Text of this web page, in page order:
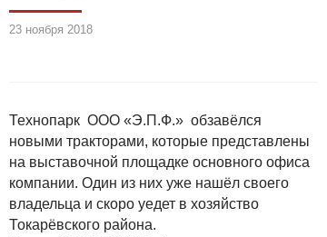
23 ноября 2018
Технопарк ООО «Э.П.Ф.» обзавёлся
новыми тракторами, которые представлены
на выставочной площадке основного офиса
компании. Один из них уже нашёл своего
владельца и скоро уедет в хозяйство
Токарёвского района.